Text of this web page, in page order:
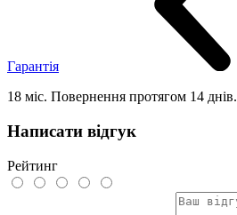
Гарантія
18 міс. Повернення протягом 14 днів.
Написати відгук
Рейтинг